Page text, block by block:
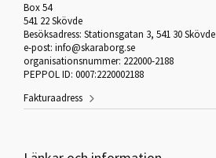
Box 54
541 22 Skövde
Besöksadress: Stationsgatan 3, 541 30 Skövde
e-post: info@skaraborg.se
organisationsnummer: 222000-2188
PEPPOL ID: 0007:2220002188
Fakturaadress